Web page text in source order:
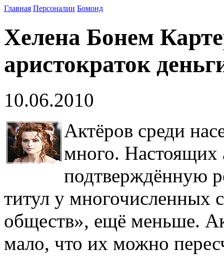
Главная Персоналии Бомонд
Хелена Бонем
аристократок
10.06.2010
Актёров среди
много. Настоящих
подтверждённую
титул у многочисленных
обществ», ещё меньше.
мало, что их можно